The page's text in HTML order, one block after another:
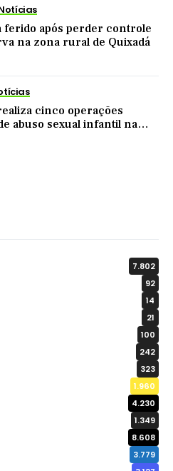
ferido após perder controle
na zona rural de Quixadá
cinco operações
abuso sexual infantil na
7.802
92
14
21
100
242
323
1.960
4.230
1.349
8.608
3.779